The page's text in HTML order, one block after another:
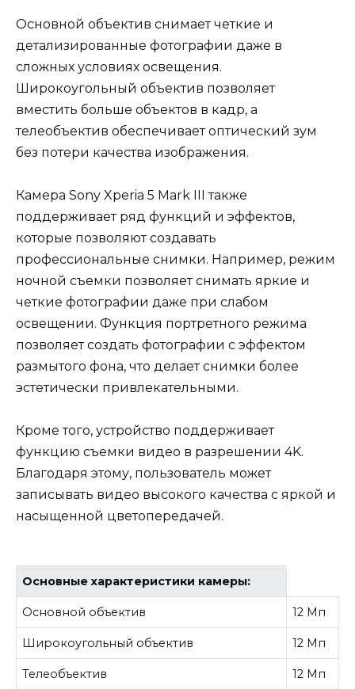
Основной объектив снимает четкие и
детализированные фотографии даже в
сложных условиях освещения.
Широкоугольный объектив позволяет
вместить больше объектов в кадр, а
телеобъектив обеспечивает оптический зум
без потери качества изображения.
Камера Sony Xperia 5 Mark III также
поддерживает ряд функций и эффектов,
которые позволяют создавать
профессиональные снимки. Например, режим
ночной съемки позволяет снимать яркие и
четкие фотографии даже при слабом
освещении. Функция портретного режима
позволяет создать фотографии с эффектом
размытого фона, что делает снимки более
эстетически привлекательными.
Кроме того, устройство поддерживает
функцию съемки видео в разрешении 4K.
Благодаря этому, пользователь может
записывать видео высокого качества с яркой и
насыщенной цветопередачей.
Основные характеристики камеры:
Основной объектив 12 Мп
Широкоугольный объектив 12 Мп
Телеобъектив 12 Мп